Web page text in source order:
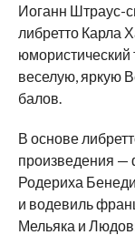
Иоганн Штраус-
либретто Карла
веселую, яркую
балов.
В основе
произведения —
Родериха
и водевиль
Мельяка и